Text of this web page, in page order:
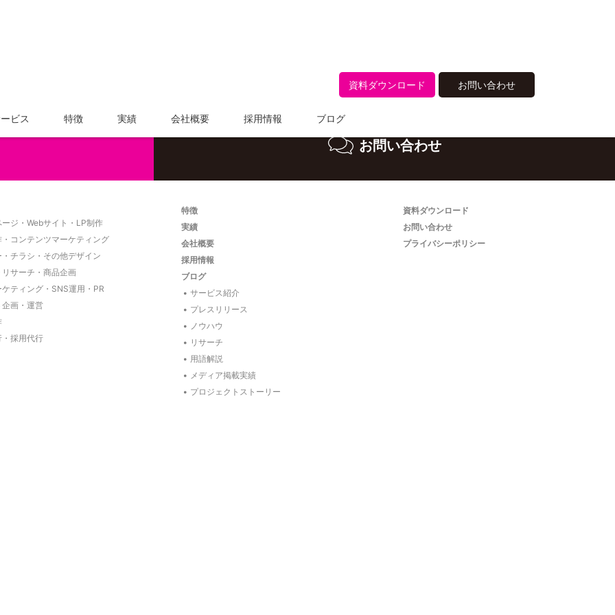
資料ダウンロード お問い合わせ
ビス 特徴 実績 会社概要 採用情報 ブログ
お気軽にご相談ください。
お問い合わせ
ジ・Webサイト・LP制作
コンテンツマーケティング
チラシ・その他デザイン
リサーチ・商品企画
ティング・SNS運用・PR
企画・運営
採用代行
特徴
実績
会社概要
採用情報
ブログ
サービス紹介
プレスリリース
ノウハウ
リサーチ
用語解説
メディア掲載実績
プロジェクトストーリー
資料ダウンロード
お問い合わせ
プライバシーポリシー